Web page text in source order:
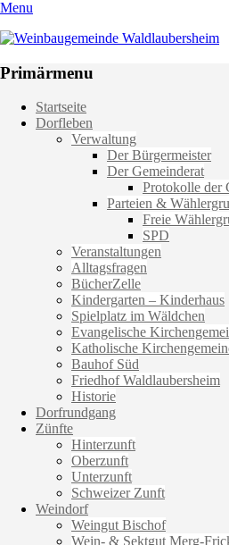
Menu
Weinbaugemeinde Waldlaubersheim
Primärmenu
Weiter
zum
Startseite
Dorfleben
Verwaltung
Der Bürgermeister
Der Gemeinderat
Protokolle der
Parteien &
Freie
SPD
Veranstaltungen
Alltagsfragen
BücherZelle
Kindergarten – Kinderhaus
Spielplatz im Wäldchen
Evangelische
Katholische
Bauhof Süd
Friedhof Waldlaubersheim
Historie
Dorfrundgang
Zünfte
Hinterzunft
Oberzunft
Unterzunft
Schweizer Zunft
Weindorf
Weingut Bischof
Wein- & Sektgut Merg-